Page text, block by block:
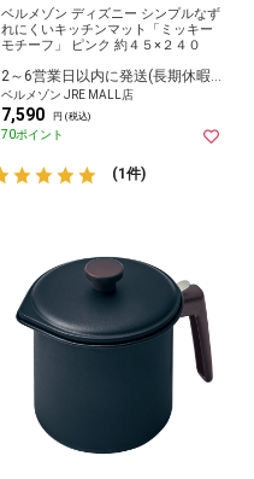
ベルメゾン ディズニー シンプルなず
れにくいキッチンマット「ミッキー
モチーフ」 ピンク 約４５×２４０
ベルメゾン JRE MALL店
7,590 円 (税込)
70ポイント
(1件)